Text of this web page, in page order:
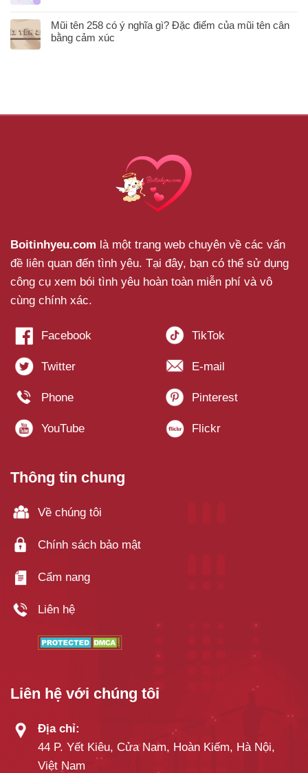
Mũi tên 258 có ý nghĩa gì? Đặc điểm của mũi tên cân
bằng cảm xúc
Boitinhyeu.com là một trang web chuyên về các vấn
đề liên quan đến tình yêu. Tại đây, bạn có thể sử dụng
công cụ xem bói tình yêu hoàn toàn miễn phí và vô
cùng chính xác.
Thông tin chung
Về chúng tôi
Chính sách bảo mật
Cẩm nang
Liên hệ
Liên hệ với chúng tôi
Địa chỉ:
44 P. Yết Kiêu, Cửa Nam, Hoàn Kiếm, Hà Nội,
Việt Nam